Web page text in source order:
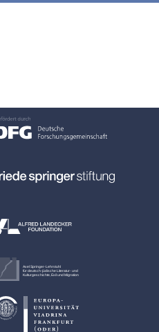
Axel Springer-Lehrstuhl
für deutsch-jüdische Literatur- und
Kulturgeschichte, Exil und Migration